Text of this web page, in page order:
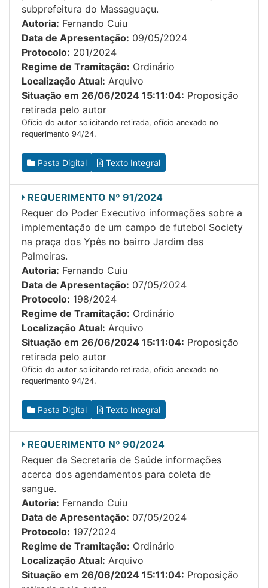
subprefeitura do Massaguaçu.
Autoria: Fernando Cuiu
Data de Apresentação: 09/05/2024
Protocolo: 201/2024
Regime de Tramitação: Ordinário
Localização Atual: Arquivo
Situação em 26/06/2024 15:11:04: Proposição
retirada pelo autor
Ofício do autor solicitando retirada, ofício anexado no
requerimento 94/24.
Pasta Digital Texto Integral
REQUERIMENTO Nº 91/2024
Requer do Poder Executivo informações sobre a
implementação de um campo de futebol Society
na praça dos Ypês no bairro Jardim das
Palmeiras.
Autoria: Fernando Cuiu
Data de Apresentação: 07/05/2024
Protocolo: 198/2024
Regime de Tramitação: Ordinário
Localização Atual: Arquivo
Situação em 26/06/2024 15:11:04: Proposição
retirada pelo autor
Ofício do autor solicitando retirada, ofício anexado no
requerimento 94/24.
Pasta Digital Texto Integral
REQUERIMENTO Nº 90/2024
Requer da Secretaria de Saúde informações
acerca dos agendamentos para coleta de
sangue.
Autoria: Fernando Cuiu
Data de Apresentação: 07/05/2024
Protocolo: 197/2024
Regime de Tramitação: Ordinário
Localização Atual: Arquivo
Situação em 26/06/2024 15:11:04: Proposição